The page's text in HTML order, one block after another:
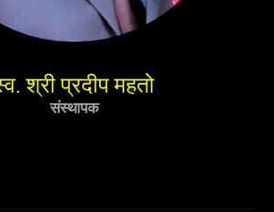
श्री प्रदीप महतो
संस्थापक